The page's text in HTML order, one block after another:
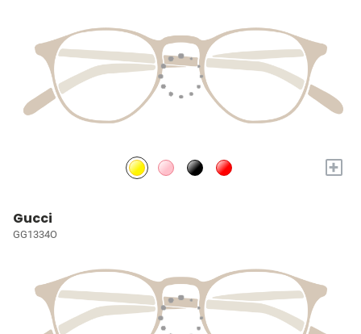
+
Gucci
GG1334O